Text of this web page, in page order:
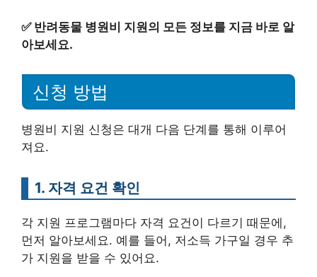
✅ 반려동물 병원비 지원의 모든 정보를 지금 바로 알
아보세요.
신청 방법
병원비 지원 신청은 대개 다음 단계를 통해 이루어
져요.
1. 자격 요건 확인
각 지원 프로그램마다 자격 요건이 다르기 때문에,
먼저 알아보세요. 예를 들어, 저소득 가구일 경우 추
가 지원을 받을 수 있어요.